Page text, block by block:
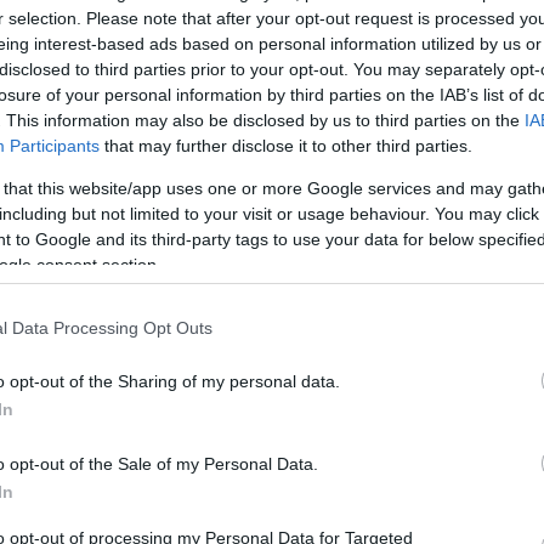
selection. Please note that after your opt-out request is processed
interest-based ads based on personal information utilized by us
to third parties prior to your opt-out. You may separately
of your personal information by third parties on the IAB’s list of
This information may also be disclosed by us to third parties on the
Participants that may further disclose it to other third parties.
that this website/app uses one or more Google services and may
but not limited to your visit or usage behaviour. You may
to Google and its third-party tags to use your data for below
consent section.
Data Processing Opt Outs
opt-out of the Sharing of my personal data.
opt-out of the Sale of my Personal Data.
opt-out of processing my Personal Data for Targeted
A
Élettörténetek.hu részben
A színházi sorozat harmadik része december 8–án
érkezik A mi Józsink és Erzsike címmel, melyben
Katit Keresztes Tamás, majd Epres Attilát Pelsőczy
rendezi.
fekete balett táncost? Na ugye!
úttörőjének számító balett-társulat, a Dance